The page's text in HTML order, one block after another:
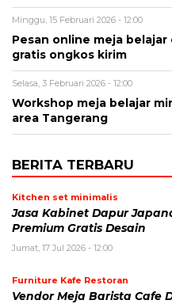
Minggu, 15 Februari 2026 - 12:00
Pesan online meja
gratis ongkos kirim
Selasa, 3 Februari 2026 - 12:00
Workshop meja belajar
area Tangerang
BERITA TERBARU
Kitchen set minimalis
Jasa Kabinet Dapur
Premium Gratis Desain
Jumat, 17 Jul 2026 - 12:00
Furniture Kafe Restoran
Vendor Meja Barista Cafe